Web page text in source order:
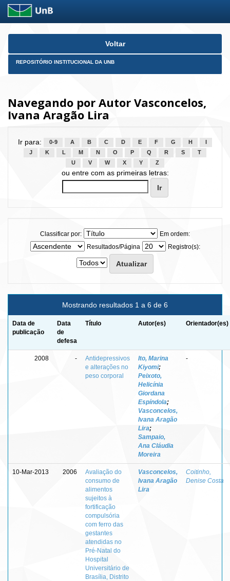
Skip
Voltar
REPOSITÓRIO INSTITUCIONAL DA UNB
Navegando por Autor Vasconcelos,
Ivana Aragão Lira
Ir para: 0-9 A B C D E F G H
J
K L M N O P Q R S
T
U
V W X Y Z
ou entre com as primeiras letras:
Classificar por:
Em ordem:
Resultados/Página
Registro(s):
Mostrando resultados 1 a 6 de 6
Data de
publicação
Data
de
defesa
Título Autor(es) Orientador(es)
2008 -
Antidepressivos
e alterações no
peso corporal
Ito, Marina
Kiyomi;
Peixoto,
Helicínia
Giordana
Espíndola;
Vasconcelos,
Ivana Aragão
Lira;
Sampaio,
Ana Cláudia
Moreira
-
10-Mar-2013 2006
Avaliação do
consumo de
alimentos
sujeitos à
fortificação
compulsória
com ferro das
gestantes
atendidas no
Pré-Natal do
Hospital
Universitário de
Brasília, Distrito
Vasconcelos,
Ivana Aragão
Lira
Coitinho,
Denise Costa